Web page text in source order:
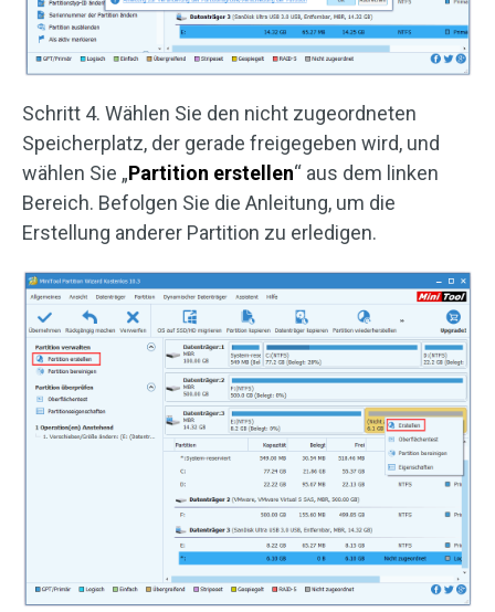
Schritt 4. Wählen Sie den nicht zugeordneten
Speicherplatz, der gerade freigegeben wird, und
wählen Sie „Partition erstellen“ aus dem linken
Bereich. Befolgen Sie die Anleitung, um die
Erstellung anderer Partition zu erledigen.